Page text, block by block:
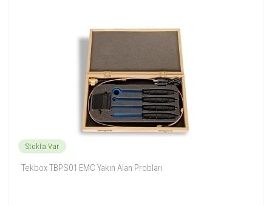
Stokta Var
Tekbox TBPS01 EMC Yakın Alan Probları